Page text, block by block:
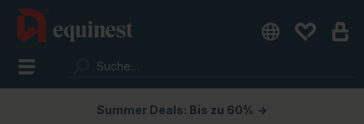
Summer Deals: Bis zu 60% →